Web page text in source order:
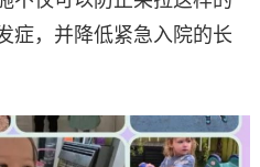
症，并降低紧急入院的长